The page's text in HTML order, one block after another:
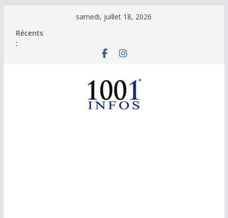
contenu
samedi, juillet 18, 2026
Récents
: